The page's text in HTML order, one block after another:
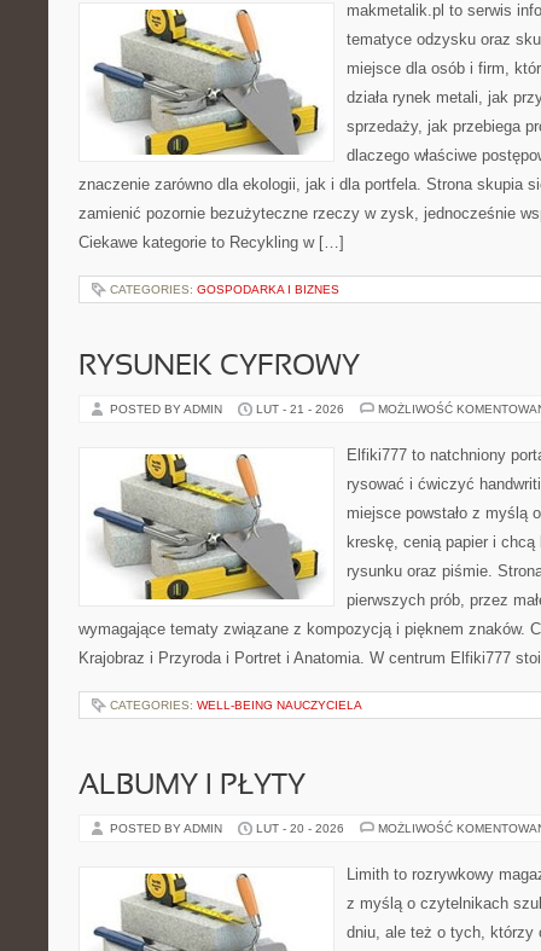
makmetalik.pl to serwis
tematyce odzysku oraz
miejsce dla osób i firm,
działa rynek metali, jak
sprzedaży, jak przebiega
dlaczego właściwe
znaczenie zarówno dla ekologii, jak i dla portfela. Strona skupia
zamienić pozornie bezużyteczne rzeczy w zysk, jednocześnie
Ciekawe kategorie to Recykling w […]
CATEGORIES: GOSPODARKA I BIZNES
RYSUNEK CYFROWY
POSTED BY ADMIN LUT - 21 - 2026 MOŻLIWOŚĆ
Elfiki777 to natchniony
rysować i ćwiczyć
miejsce powstało z myślą
kreskę, cenią papier i chcą
rysunku oraz piśmie.
pierwszych prób, przez
wymagające tematy związane z kompozycją i pięknem znaków.
Krajobraz i Przyroda i Portret i Anatomia. W centrum Elfiki777
CATEGORIES: WELL-BEING NAUCZYCIELA
ALBUMY I PŁYTY
POSTED BY ADMIN LUT - 20 - 2026 MOŻLIWOŚĆ
Limith to rozrywkowy
z myślą o czytelnikach
dniu, ale też o tych, którzy